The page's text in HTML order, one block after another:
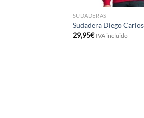
SUDADERAS
Sudadera Diego Carlos
29,95€ IVA incluido